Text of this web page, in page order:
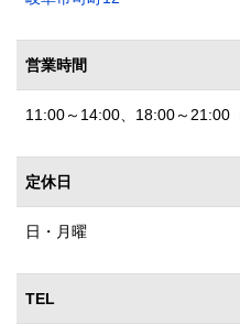
営業時間
11:00～14:00、18:00～21:00
定休日
日・月曜
TEL